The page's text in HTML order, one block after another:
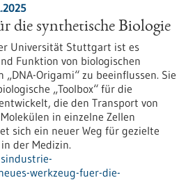
die synthetische Biologie
Universität Stuttgart ist es
Funktion von biologischen
Origami“ zu beeinflussen. Sie
„Toolbox“ für die
die den Transport von
in einzelne Zellen
sich ein neuer Weg für gezielte
der Medizin.
werkzeug-fuer-die-